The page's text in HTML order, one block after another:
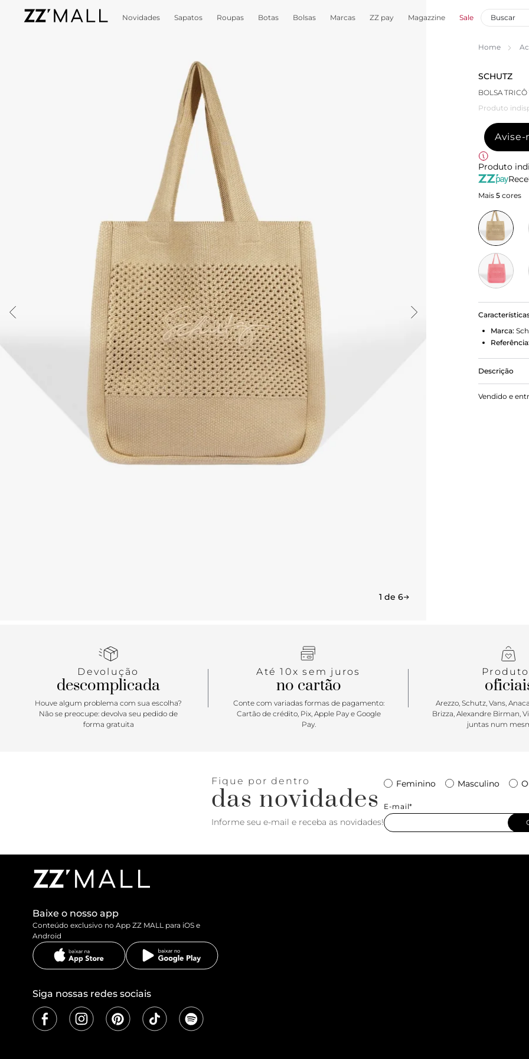
Novidades Sapatos Roupas Botas Bolsas Marcas ZZ pay Magazzine Sale
1 de 6
Home
SCHUTZ
BOLSA
Produto
Avise-
Produto
Mais 5 cores
Marca:
Referência:
Descrição
Essa bolsa
sua
Vendido e
Devolução
descomplicada
Houve algum problema com sua escolha?
Não se preocupe: devolva seu pedido de
forma gratuita
Até 10x sem juros
no cartão
Conte com variadas formas de pagamento:
Cartão de crédito, Pix, Apple Pay e Google
Pay.
Arezzo, Schutz, Vans,
Brizza, Alexandre Birman,
juntas num
Fique por dentro
das novidades
Informe seu e-mail e receba as novidades!
Feminino Masculino
E-mail*
Baixe o nosso app
Conteúdo exclusivo no App ZZ MALL para iOS e
Android
Siga nossas redes sociais